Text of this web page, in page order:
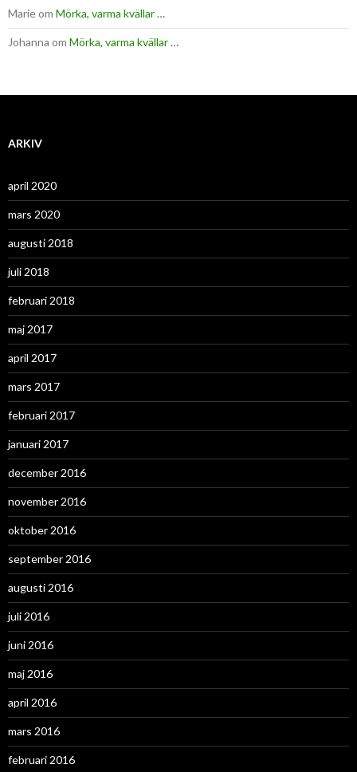
Marieom Mörka, varma kvällar …
Johanna om Mörka, varma kvällar …
ARKIV
april 2020
mars 2020
augusti 2018
juli 2018
februari 2018
maj 2017
april 2017
mars 2017
februari 2017
januari 2017
december 2016
november 2016
oktober 2016
september 2016
augusti 2016
juli 2016
juni 2016
maj 2016
april 2016
mars 2016
februari 2016